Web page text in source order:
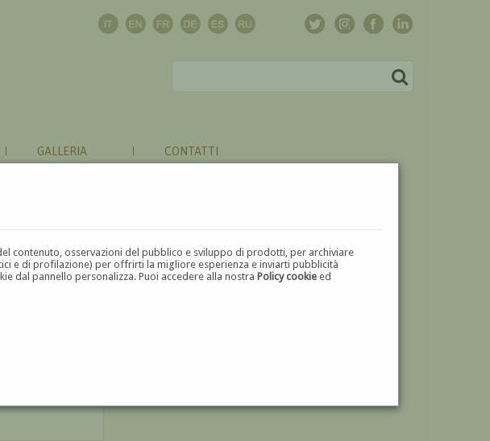
contenuto, osservazioni del pubblico e sviluppo di prodotti, per archiviare
e di profilazione) per offrirti la migliore esperienza e inviarti pubblicità
dal pannello personalizza. Puoi accedere alla nostraPolicy cookie ed
GALLERIA CONTATTI
La città è obbligatoria